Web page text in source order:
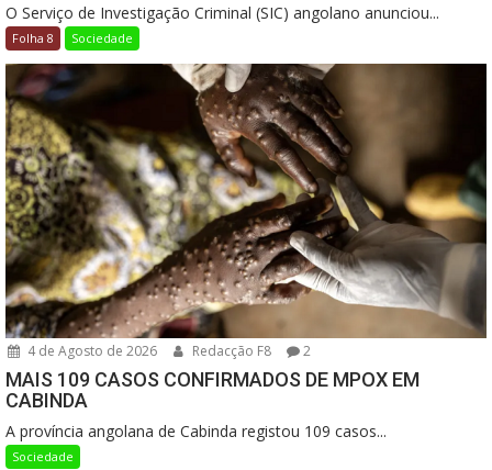
O Serviço de Investigação Criminal (SIC) angolano anunciou...
Folha 8 Sociedade
4 de Agosto de 2026 Redacção F8 2
MAIS 109 CASOS CONFIRMADOS DE MPOX EM
CABINDA
A província angolana de Cabinda registou 109 casos...
Sociedade